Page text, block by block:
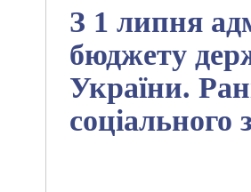
З 1 липня
бюджету
України.
соціального